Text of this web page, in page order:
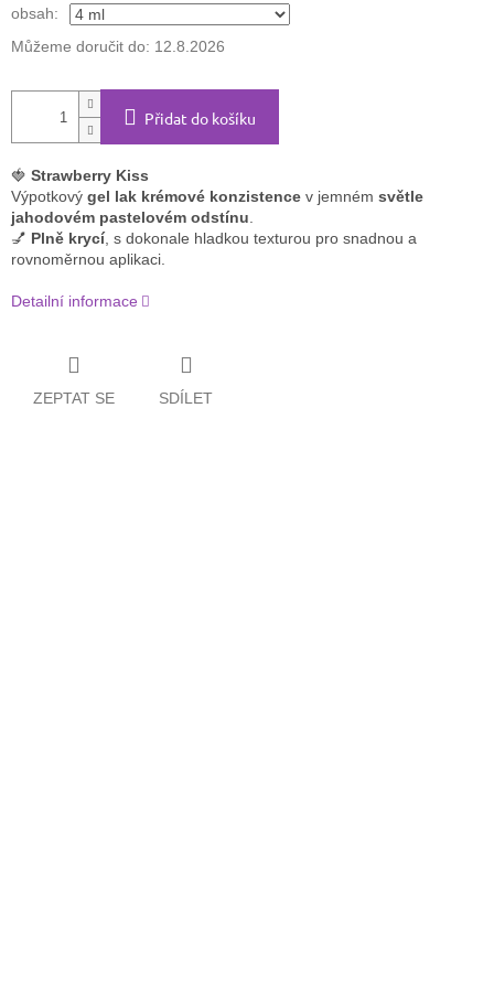
obsah:
Můžeme doručit do: 12.8.2026
Přidat do košíku
🍓 Strawberry Kiss
Výpotkový gel lak krémové konzistence v jemném světle
jahodovém pastelovém odstínu.
💅 Plně krycí, s dokonale hladkou texturou pro snadnou a
rovnoměrnou aplikaci.
Detailní informace
ZEPTAT SE SDÍLET